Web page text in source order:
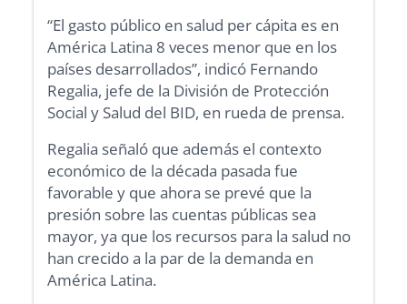
“El gasto público en salud per cápita es en
América Latina 8 veces menor que en los
países desarrollados”, indicó Fernando
Regalia, jefe de la División de Protección
Social y Salud del BID, en rueda de prensa.
Regalia señaló que además el contexto
económico de la década pasada fue
favorable y que ahora se prevé que la
presión sobre las cuentas públicas sea
mayor, ya que los recursos para la salud no
han crecido a la par de la demanda en
América Latina.